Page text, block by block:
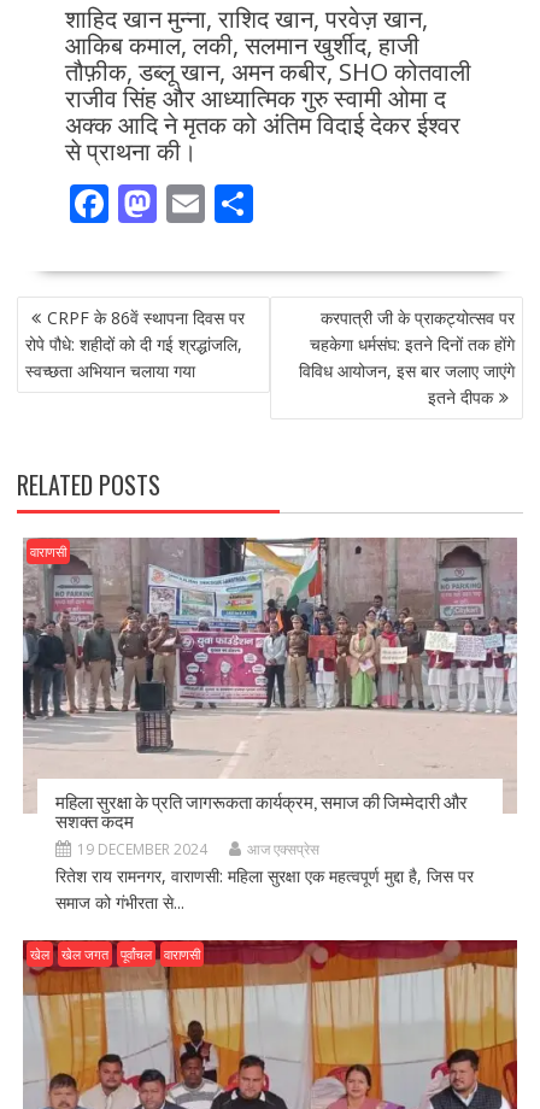
शाहिद खान मुन्ना, राशिद खान, परवेज़ खान,
आकिब कमाल, लकी, सलमान खुर्शीद, हाजी
तौफ़ीक, डब्लू खान, अमन कबीर, SHO कोतवाली
राजीव सिंह और आध्यात्मिक गुरु स्वामी ओमा द
अक्क आदि ने मृतक को अंतिम विदाई देकर ईश्वर
से प्राथना की।
F
e
b
o
o
M
to
d
o
n
E
ai
l
S
ar
POST
NAVIGATION
CRPF के 86वें स्थापना दिवस पर
रोपे पौधे: शहीदों को दी गई श्रद्धांजलि,
स्वच्छता अभियान चलाया गया
करपात्री जी के प्राकट्योत्सव पर
चहकेगा धर्मसंघ: इतने दिनों तक होंगे
विविध आयोजन, इस बार जलाए जाएंगे
इतने दीपक
RELATED POSTS
वाराणसी
महिला सुरक्षा के प्रति जागरूकता कार्यक्रम, समाज की जिम्मेदारी और
सशक्त कदम
19 DECEMBER 2024 आज एक्सप्रेस
रितेश राय रामनगर, वाराणसी: महिला सुरक्षा एक महत्वपूर्ण मुद्दा है, जिस पर
समाज को गंभीरता से...
खेल खेल जगत पूर्वांचल वाराणसी